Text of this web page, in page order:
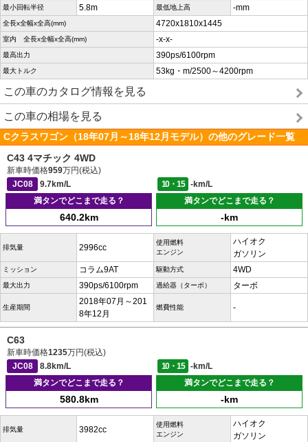
最小回転半径 5.8m 最低地上高 -mm
全長x全幅x全高(mm) 4720x1810x1445
室内 全長x全幅x全高(mm) -x-x-
最高出力 390ps/6100rpm
最大トルク 53kg・m/2500～4200rpm
この車のカタログ情報を見る
この車の相場を見る
Cクラスワゴン（18年07月～18年12月モデル）の他のグレード一覧
C43 4マチック 4WD
新車時価格959万円(税込)
JC08
9.7km/L 10・15
-km/L
満タンでどこまで走る？
640.2km
満タンでどこまで走る？
-km
排気量 2996cc
使用燃料
エンジン
ハイオク
ガソリン
ミッション コラム9AT 駆動方式 4WD
最大出力 390ps/6100rpm 過給器（ターボ） ターボ
生産期間
2018年07月～201
8年12月
燃費性能 -
C63
新車時価格1235万円(税込)
JC08
8.8km/L 10・15
-km/L
満タンでどこまで走る？
580.8km
満タンでどこまで走る？
-km
排気量 3982cc
使用燃料
エンジン
ハイオク
ガソリン